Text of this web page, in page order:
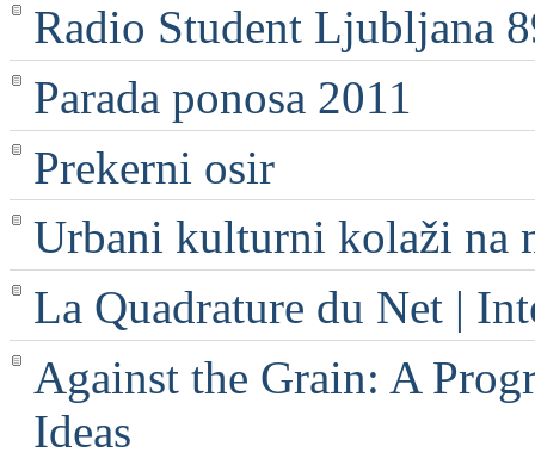
Radio Student Ljubljana
Parada ponosa 2011
Prekerni osir
Urbani kulturni kolaži na
La Quadrature du Net |
Against the Grain: A
Ideas